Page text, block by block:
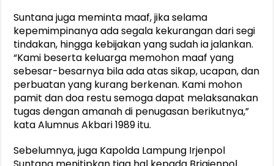
Suntana juga meminta maaf, jika selama
kepemimpinanya ada segala kekurangan dari segi
tindakan, hingga kebijakan yang sudah ia jalankan.
“Kami beserta keluarga memohon maaf yang
sebesar-besarnya bila ada atas sikap, ucapan, dan
perbuatan yang kurang berkenan. Kami mohon
pamit dan doa restu semoga dapat melaksanakan
tugas dengan amanah di penugasan berikutnya,”
kata Alumnus Akbari 1989 itu.
Sebelumnya, juga Kapolda Lampung Irjenpol